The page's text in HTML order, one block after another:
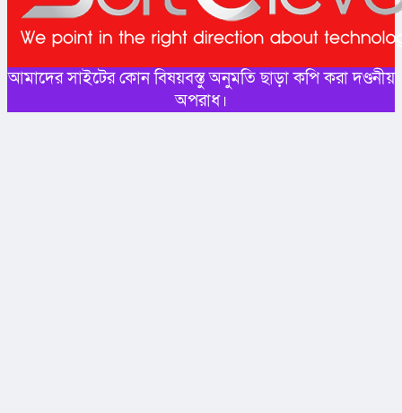
আমাদের সাইটের কোন বিষয়বস্তু অনুমতি ছাড়া কপি করা দণ্ডনীয়
অপরাধ।